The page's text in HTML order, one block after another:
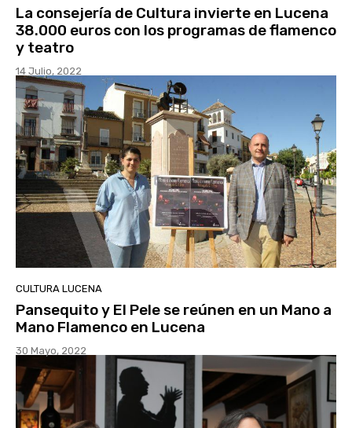
La consejería de Cultura invierte en Lucena
38.000 euros con los programas de flamenco
y teatro
14 Julio, 2022
CULTURA LUCENA
Pansequito y El Pele se reúnen en un Mano a
Mano Flamenco en Lucena
30 Mayo, 2022